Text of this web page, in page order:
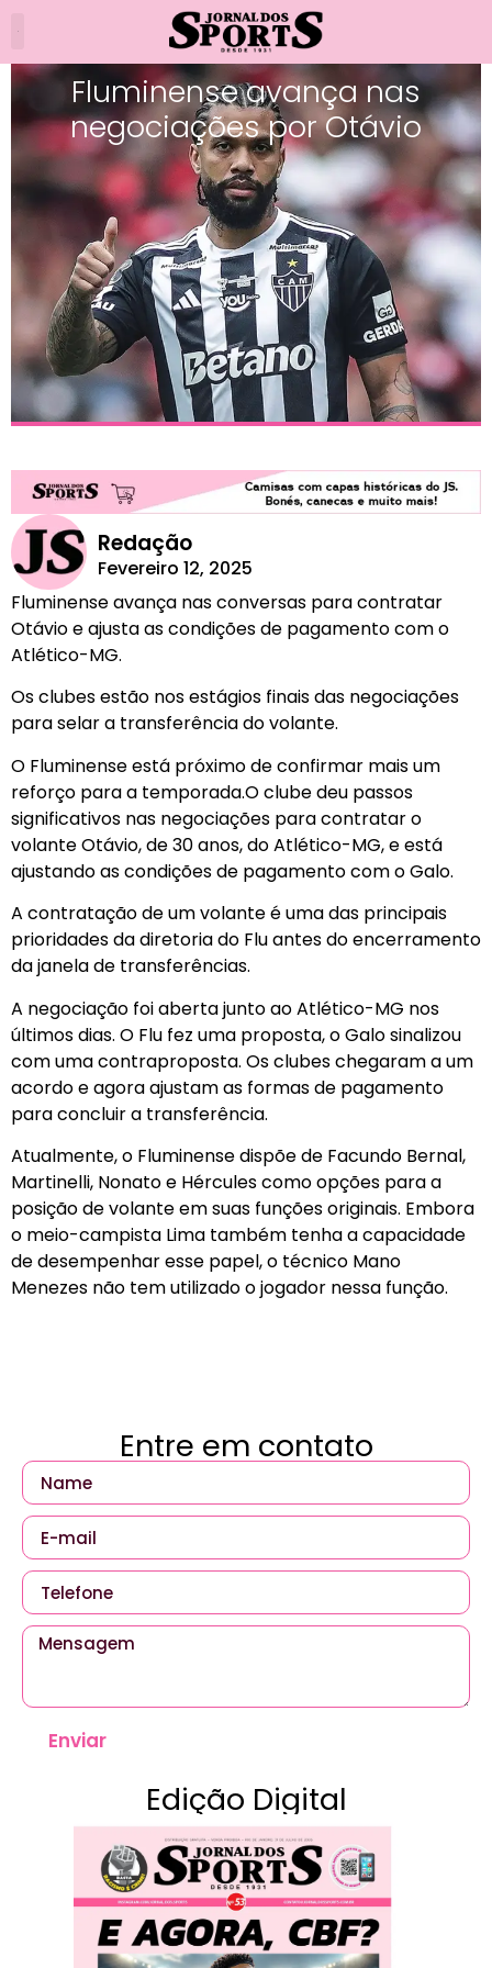
Fluminense avança nas
negociações por Otávio
Redação
Fevereiro 12, 2025
Fluminense avança nas conversas para contratar
Otávio e ajusta as condições de pagamento com o
Atlético-MG.
Os clubes estão nos estágios finais das negociações
para selar a transferência do volante.
O Fluminense está próximo de confirmar mais um
reforço para a temporada.O clube deu passos
significativos nas negociações para contratar o
volante Otávio, de 30 anos, do Atlético-MG, e está
ajustando as condições de pagamento com o Galo.
A contratação de um volante é uma das principais
prioridades da diretoria do Flu antes do encerramento
da janela de transferências.
A negociação foi aberta junto ao Atlético-MG nos
últimos dias. O Flu fez uma proposta, o Galo sinalizou
com uma contraproposta. Os clubes chegaram a um
acordo e agora ajustam as formas de pagamento
para concluir a transferência.
Atualmente, o Fluminense dispõe de Facundo Bernal,
Martinelli, Nonato e Hércules como opções para a
posição de volante em suas funções originais. Embora
o meio-campista Lima também tenha a capacidade
de desempenhar esse papel, o técnico Mano
Menezes não tem utilizado o jogador nessa função.
Entre em contato
Enviar
Edição Digital